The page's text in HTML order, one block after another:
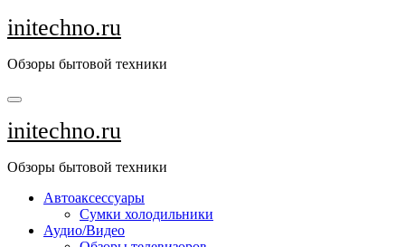
Перейти
к
initechno.ru
Обзоры бытовой техники
initechno.ru
Обзоры бытовой техники
Автоаксессуары
Сумки холодильники
Аудио/Видео